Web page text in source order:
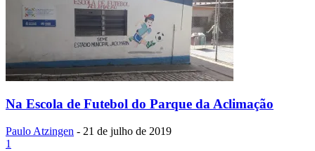
Na Escola de Futebol do Parque da Aclimação
Paulo Atzingen - 21 de julho de 2019
1